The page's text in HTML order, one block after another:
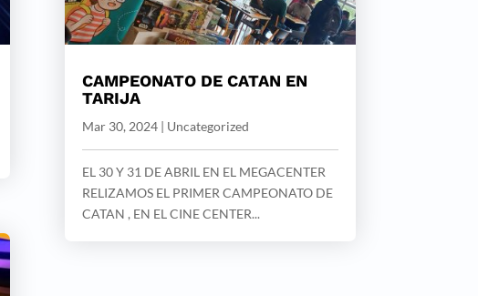
CAMPEONATO DE CATAN EN
TARIJA
Mar 30, 2024| Uncategorized
EL 30 Y 31 DE ABRIL EN EL MEGACENTER
RELIZAMOS EL PRIMER CAMPEONATO DE
CATAN , EN EL CINE CENTER...